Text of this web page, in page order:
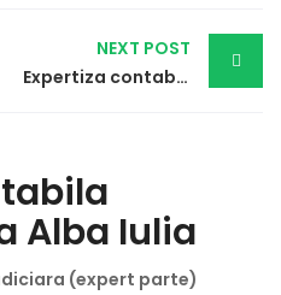
NEXT POST
Expertiza contabila extrajudiciara Deva
Alba Iulia
(expert parte)